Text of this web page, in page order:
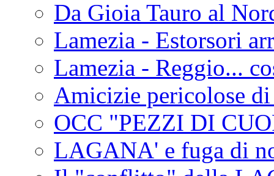
Da Gioia Tauro al
Lamezia - Estorsori
Lamezia - Reggio...
Amicizie pericolose
OCC "PEZZI DI
LAGANA' e fuga di